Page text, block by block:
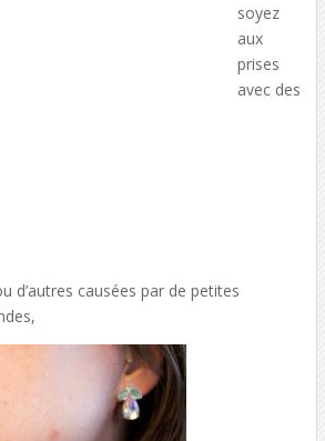
soyez
aux
prises
avec des
d’autres causées par de petites